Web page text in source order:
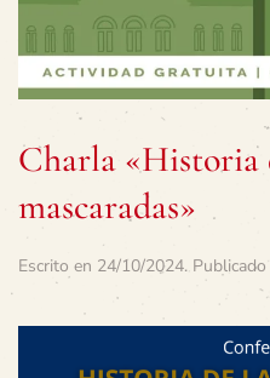
Charla «Historia
mascaradas»
Escrito en 24/10/2024. Publicado